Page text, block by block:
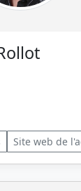
Site web de